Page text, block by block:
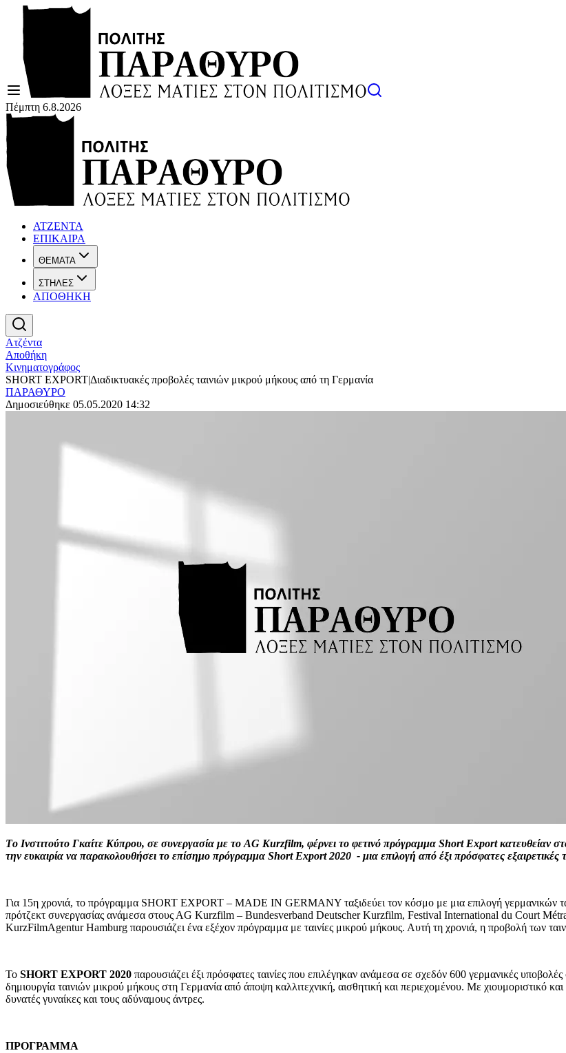
Πέμπτη 6.8.2026
ΑΤΖΕΝΤΑ
ΕΠΙΚΑΙΡΑ
ΘΕΜΑΤΑ
ΣΤΗΛΕΣ
ΑΠΟΘΗΚΗ
Ατζέντα
Αποθήκη
Κινηματογράφος
SHORT EXPORT|Διαδικτυακές προβολές ταινιών μικρού μήκους από τη Γερμανία
ΠΑΡΑΘΥΡΟ
Δημοσιεύθηκε 05.05.2020 14:32
Tο Ινστιτούτο Γκαίτε Κύπρου, σε συνεργασία με το AG Kurzfilm, φέρνει το φετινό πρόγραμμα Short Export κατευθείαν
την ευκαιρία να παρακολουθήσει το επίσημο πρόγραμμα Short Export 2020 - μια επιλογή από έξι πρόσφατες
Για 15η χρονιά, το πρόγραμμα SHORT EXPORT – MADE IN GERMANY ταξιδεύει τον κόσμο με μια επιλογή γερμανικών
πρότζεκτ συνεργασίας ανάμεσα στους ΑG Kurzfilm – Bundesverband Deutscher Kurzfilm, Festival International du Court
KurzFilmAgentur Hamburg παρουσιάζει ένα εξέχον πρόγραμμα με ταινίες μικρού μήκους. Αυτή τη χρονιά, η προβολή των
Το SHORT EXPORT 2020 παρουσιάζει έξι πρόσφατες ταινίες που επιλέγηκαν ανάμεσα σε σχεδόν 600 γερμανικές
δημιουργία ταινιών μικρού μήκους στη Γερμανία από άποψη καλλιτεχνική, αισθητική και περιεχομένου. Με χιουμοριστικό
δυνατές γυναίκες και τους αδύναμους άντρες.
ΠΡΟΓΡΑΜΜΑ